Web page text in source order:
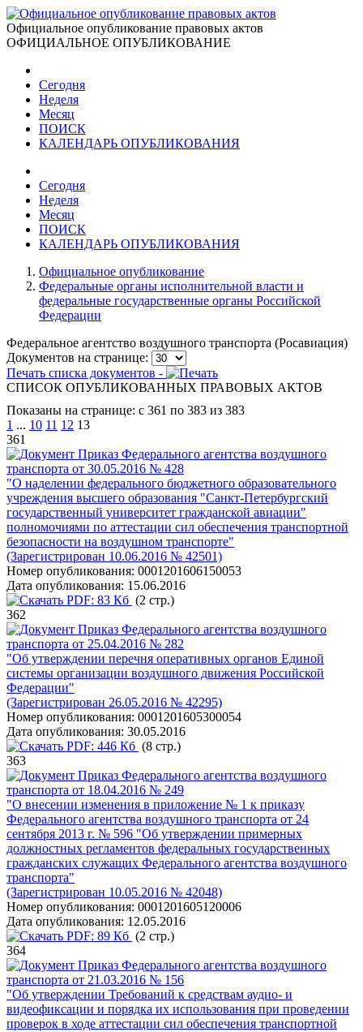
Официальное опубликование правовых актов
ОФИЦИАЛЬНОЕ ОПУБЛИКОВАНИЕ
Сегодня
Неделя
Месяц
ПОИСК
КАЛЕНДАРЬ ОПУБЛИКОВАНИЯ
Сегодня
Неделя
Месяц
ПОИСК
КАЛЕНДАРЬ ОПУБЛИКОВАНИЯ
Официальное опубликование
Федеральные органы исполнительной власти и
федеральные государственные органы Российской
Федерации
Федеральное агентство воздушного транспорта (Росавиация)
Документов на странице:
Печать списка документов -
СПИСОК ОПУБЛИКОВАННЫХ ПРАВОВЫХ АКТОВ
Показаны на странице: с 361 по 383 из 383
1 ... 10 11 12 13
361
Приказ Федерального агентства воздушного
транспорта от 30.05.2016 № 428
"О наделении федерального бюджетного образовательного
учреждения высшего образования "Санкт-Петербургский
государственный университет гражданской авиации"
полномочиями по аттестации сил обеспечения транспортной
безопасности на воздушном транспорте"
(Зарегистрирован 10.06.2016 № 42501)
Номер опубликования: 0001201606150053
Дата опубликования: 15.06.2016
PDF: 83 Кб (2 стр.)
362
Приказ Федерального агентства воздушного
транспорта от 25.04.2016 № 282
"Об утверждении перечня оперативных органов Единой
системы организации воздушного движения Российской
Федерации"
(Зарегистрирован 26.05.2016 № 42295)
Номер опубликования: 0001201605300054
Дата опубликования: 30.05.2016
PDF: 446 Кб (8 стр.)
363
Приказ Федерального агентства воздушного
транспорта от 18.04.2016 № 249
"О внесении изменения в приложение № 1 к приказу
Федерального агентства воздушного транспорта от 24
сентября 2013 г. № 596 "Об утверждении примерных
должностных регламентов федеральных государственных
гражданских служащих Федерального агентства воздушного
транспорта"
(Зарегистрирован 10.05.2016 № 42048)
Номер опубликования: 0001201605120006
Дата опубликования: 12.05.2016
PDF: 89 Кб (2 стр.)
364
Приказ Федерального агентства воздушного
транспорта от 21.03.2016 № 156
"Об утверждении Требований к средствам аудио- и
видеофиксации и порядка их использования при проведении
проверок в ходе аттестации сил обеспечения транспортной